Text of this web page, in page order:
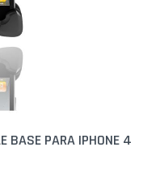
BASE PARA IPHONE 4